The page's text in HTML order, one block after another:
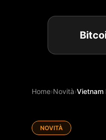
Home›Novità›Vietnam
NOVITÀ